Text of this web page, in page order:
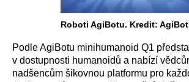
Roboti AgiBotu. Kredit:
Podle AgiBotu minihumanoid Q1
v dostupnosti humanoidů a nabízí
nadšencům šikovnou platformu pro